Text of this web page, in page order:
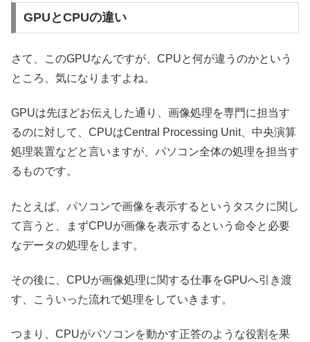
GPUとCPUの違い
さて、このGPUなんですが、CPUと何が違うのかという
ところ、気になりますよね。
GPUは先ほどお伝えした通り、画像処理を専門に担当す
るのに対して、CPUはCentral Processing Unit、中央演算
処理装置などと言いますが、パソコン全体の処理を担当す
るものです。
たとえば、パソコンで画像を表示するというタスクに関し
て言うと、まずCPUが画像を表示するという命令と必要
なデータの処理をします。
その後に、CPUが画像処理に関する仕事をGPUへ引き渡
す、こういった流れで処理をしていきます。
つまり、CPUがパソコンを動かす正答のような役割を果